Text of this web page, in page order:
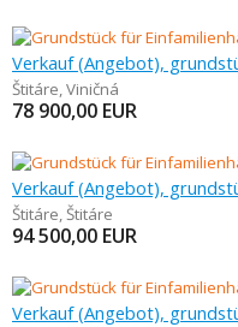
Verkauf (Angebot),
Štitáre,Viničná
78 900,00 EUR
Verkauf (Angebot),
Štitáre,Štitáre
94 500,00 EUR
Verkauf (Angebot),